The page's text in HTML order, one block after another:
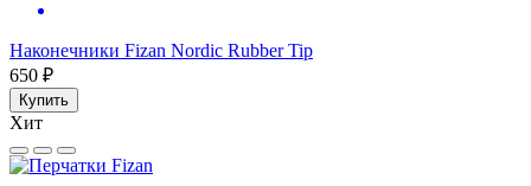
Наконечники Fizan Nordic Rubber Tip
650 ₽
Купить
Хит